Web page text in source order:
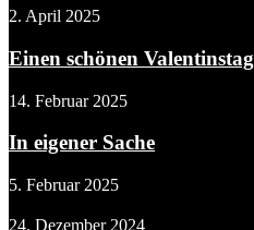
2. April 2025
Einen schönen Valentinstag
14. Februar 2025
In eigener Sache
5. Februar 2025
24. Dezember 2024